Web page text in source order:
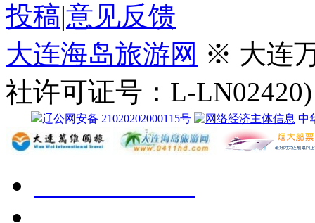
投稿|意见反馈
大连海岛旅游网 ※ 大连
社许可证号：L-LN02420)
辽公网安备 21020202000115号 中